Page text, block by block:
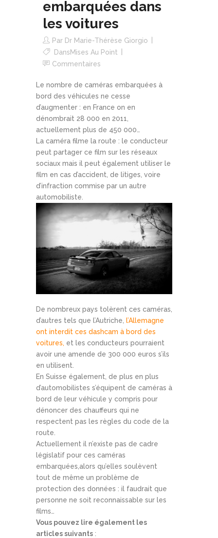
embarquées dans
les voitures
Par Dr Marie-Thérèse Giorgio
DansMises Au Point
Commentaires
Le nombre de caméras embarquées à
bord des véhicules ne cesse
d’augmenter : en France on en
dénombrait 28 000 en 2011,
actuellement plus de 450 000…
La caméra filme la route : le conducteur
peut partager ce film sur les réseaux
sociaux mais il peut également utiliser le
film en cas d’accident, de litiges, voire
d’infraction commise par un autre
automobiliste.
De nombreux pays tolèrent ces caméras,
d’autres tels que l’Autriche,
l’Allemagne
ont interdit ces dashcam à bord des
voitures, et les conducteurs pourraient
avoir une amende de 300 000 euros s’ils
en utilisent.
En Suisse également, de plus en plus
d’automobilistes s’équipent de caméras à
bord de leur véhicule y compris pour
dénoncer des chauffeurs qui ne
respectent pas les règles du code de la
route.
Actuellement il n’existe pas de cadre
législatif pour ces caméras
embarquées,alors qu’elles soulèvent
tout de même un problème de
protection des données : il faudrait que
personne ne soit reconnaissable sur les
films…
Vous pouvez lire également les
articles suivants :